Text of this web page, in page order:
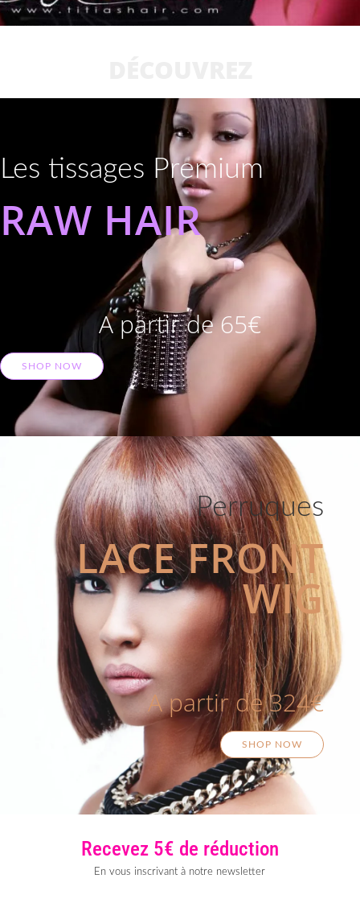
Les tissages Premium
RAW HAIR
A partir de 65€
SHOP NOW
Perruques
LACE FRONT
WIG
A partir de 324€
SHOP NOW
Recevez 5€ de réduction
En vous inscrivant à notre newsletter